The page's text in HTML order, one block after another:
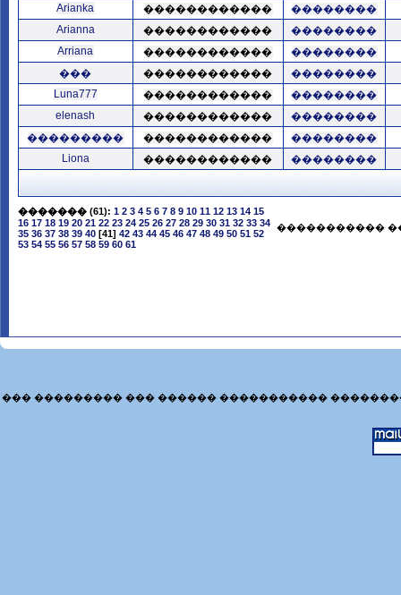
Arianka
������������
��������
Arianna
������������
��������
Arriana
������������
��������
���
������������
��������
Luna777
������������
��������
elenash
������������
��������
���������
������������
��������
Liona
������������ ��������
������� (61): 1 2 3 4 5 6 7 8 9 10 11 12 13 14 15
16 17 18 19 20 21 22 23 24 25 26 27 28 29 30 31 32 33 34
35 36 37 38 39 40 [41] 42 43 44 45 46 47 48 49 50 51 52
53 54 55 56 57 58 59 60 61
�����������
��� ��������� ��� ������ �����������